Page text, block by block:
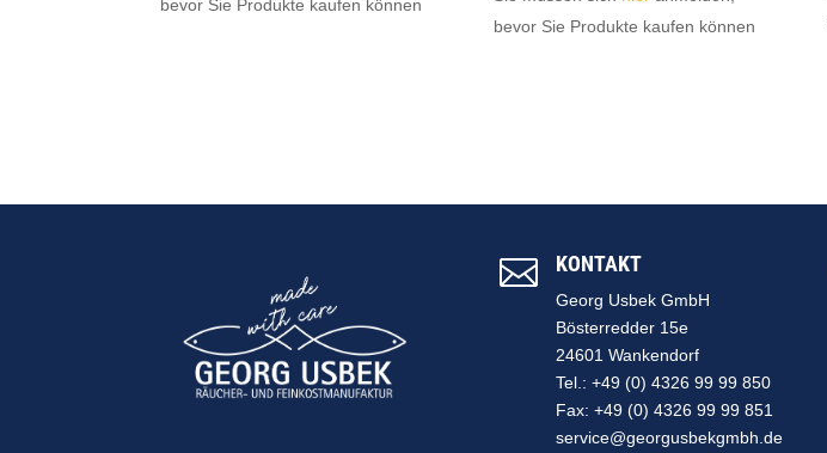
bevor Sie Produkte kaufen können
bevor Sie Produkte kaufen können
 KONTAKT
Georg Usbek GmbH
Bösterredder 15e
24601 Wankendorf
Tel.: +49 (0) 4326 99 99 850
Fax: +49 (0) 4326 99 99 851
service@georgusbekgmbh.de